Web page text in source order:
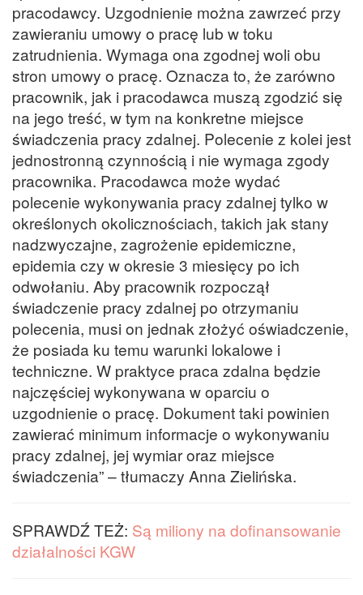
pracodawcy. Uzgodnienie można zawrzeć przy
zawieraniu umowy o pracę lub w toku
zatrudnienia. Wymaga ona zgodnej woli obu
stron umowy o pracę. Oznacza to, że zarówno
pracownik, jak i pracodawca muszą zgodzić się
na jego treść, w tym na konkretne miejsce
świadczenia pracy zdalnej. Polecenie z kolei jest
jednostronną czynnością i nie wymaga zgody
pracownika. Pracodawca może wydać
polecenie wykonywania pracy zdalnej tylko w
określonych okolicznościach, takich jak stany
nadzwyczajne, zagrożenie epidemiczne,
epidemia czy w okresie 3 miesięcy po ich
odwołaniu. Aby pracownik rozpoczął
świadczenie pracy zdalnej po otrzymaniu
polecenia, musi on jednak złożyć oświadczenie,
że posiada ku temu warunki lokalowe i
techniczne. W praktyce praca zdalna będzie
najczęściej wykonywana w oparciu o
uzgodnienie o pracę. Dokument taki powinien
zawierać minimum informacje o wykonywaniu
pracy zdalnej, jej wymiar oraz miejsce
świadczenia” – tłumaczy Anna Zielińska.
SPRAWDŹ TEŻ: Są miliony na dofinansowanie
działalności KGW